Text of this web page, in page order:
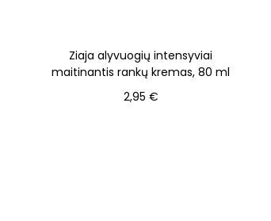
Ziaja alyvuogių intensyviai
maitinantis rankų kremas, 80 ml
2,95 €